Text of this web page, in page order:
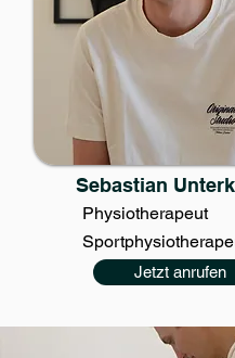
Sebastian
Physiotherapeut
Jetzt anrufen